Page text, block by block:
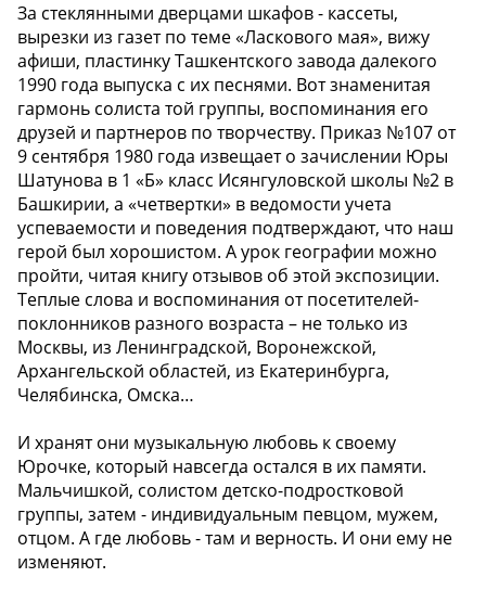
За стеклянными дверцами шкафов - кассеты,
вырезки из газет по теме «Ласкового мая», вижу
афиши, пластинку Ташкентского завода далекого
1990 года выпуска с их песнями. Вот знаменитая
гармонь солиста той группы, воспоминания его
друзей и партнеров по творчеству. Приказ №107 от
9 сентября 1980 года извещает о зачислении Юры
Шатунова в 1 «Б» класс Исянгуловской школы №2 в
Башкирии, а «четвертки» в ведомости учета
успеваемости и поведения подтверждают, что наш
герой был хорошистом. А урок географии можно
пройти, читая книгу отзывов об этой экспозиции.
Теплые слова и воспоминания от посетителей-
поклонников разного возраста – не только из
Москвы, из Ленинградской, Воронежской,
Архангельской областей, из Екатеринбурга,
Челябинска, Омска…
И хранят они музыкальную любовь к своему
Юрочке, который навсегда остался в их памяти.
Мальчишкой, солистом детско-подростковой
группы, затем - индивидуальным певцом, мужем,
отцом. А где любовь - там и верность. И они ему не
изменяют.